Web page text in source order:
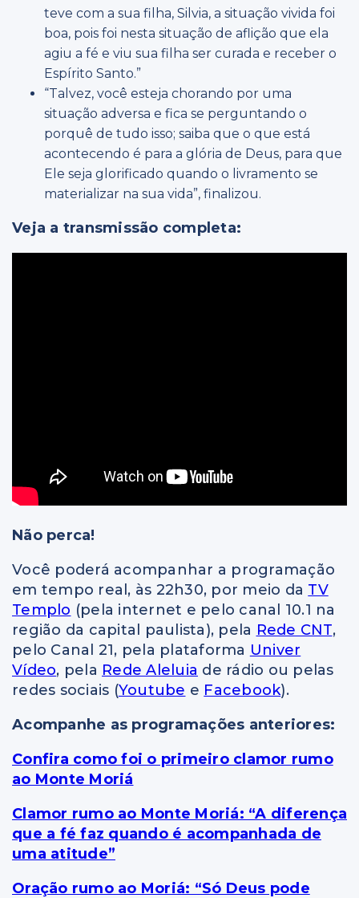
teve com a sua filha, Silvia, a situação vivida foi
boa, pois foi nesta situação de aflição que ela
agiu a fé e viu sua filha ser curada e receber o
Espírito Santo.”
“Talvez, você esteja chorando por uma
situação adversa e fica se perguntando o
porquê de tudo isso; saiba que o que está
acontecendo é para a glória de Deus, para que
Ele seja glorificado quando o livramento se
materializar na sua vida”, finalizou.
Veja a transmissão completa:
Não perca!
Você poderá acompanhar a programação
em tempo real, às 22h30, por meio da TV
Templo (pela internet e pelo canal 10.1 na
região da capital paulista), pela Rede CNT,
pelo Canal 21, pela plataforma Univer
Vídeo, pela Rede Aleluia de rádio ou pelas
redes sociais (Youtube e Facebook).
Acompanhe as programações anteriores:
Confira como foi o primeiro clamor rumo
ao Monte Moriá
Clamor rumo ao Monte Moriá: “A diferença
que a fé faz quando é acompanhada de
uma atitude”
Oração rumo ao Moriá: “Só Deus pode